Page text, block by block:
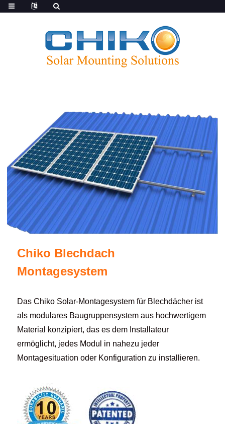
Chiko Blechdach
Montagesystem
Das Chiko Solar-Montagesystem für Blechdächer ist
als modulares Baugruppensystem aus hochwertigem
Material konzipiert, das es dem Installateur
ermöglicht, jedes Modul in nahezu jeder
Montagesituation oder Konfiguration zu installieren.